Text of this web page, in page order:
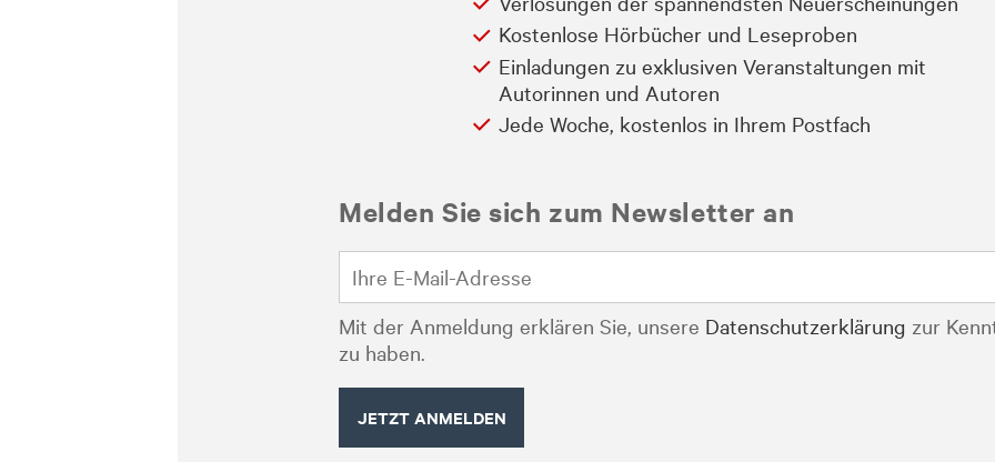
Kostenlose Hörbücher und Leseproben
Einladungen zu exklusiven Veranstaltungen mit
Autorinnen und Autoren
Jede Woche, kostenlos in Ihrem Postfach
Melden Sie sich zum Newsletter an
Mit der Anmeldung erklären Sie, unsere Datenschutzerklärung zur
zu haben.